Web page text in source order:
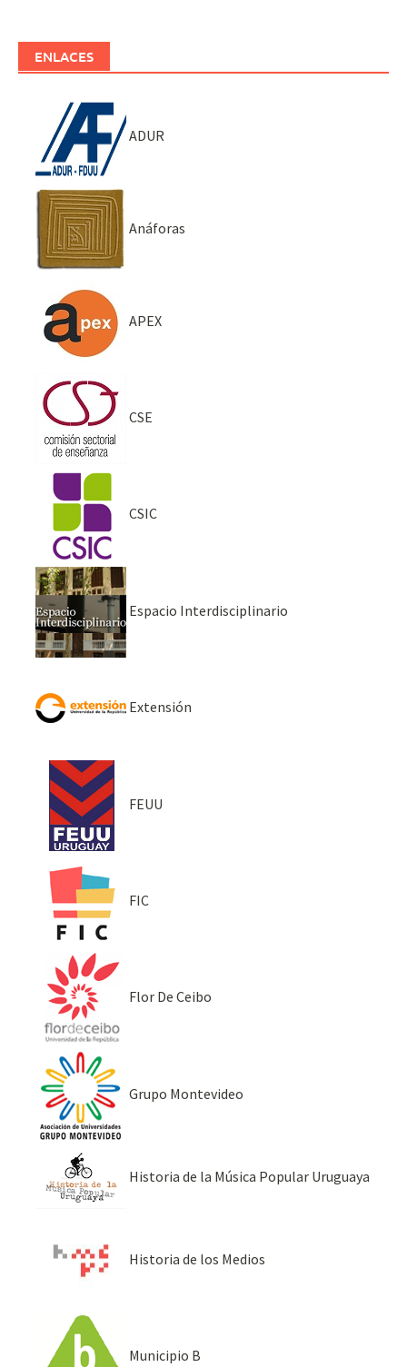
ENLACES
ADUR
Anáforas
APEX
CSE
CSIC
Espacio Interdisciplinario
Extensión
FEUU
FIC
Flor De Ceibo
Grupo Montevideo
Historia de la Música Popular Uruguaya
Historia de los Medios
Municipio B